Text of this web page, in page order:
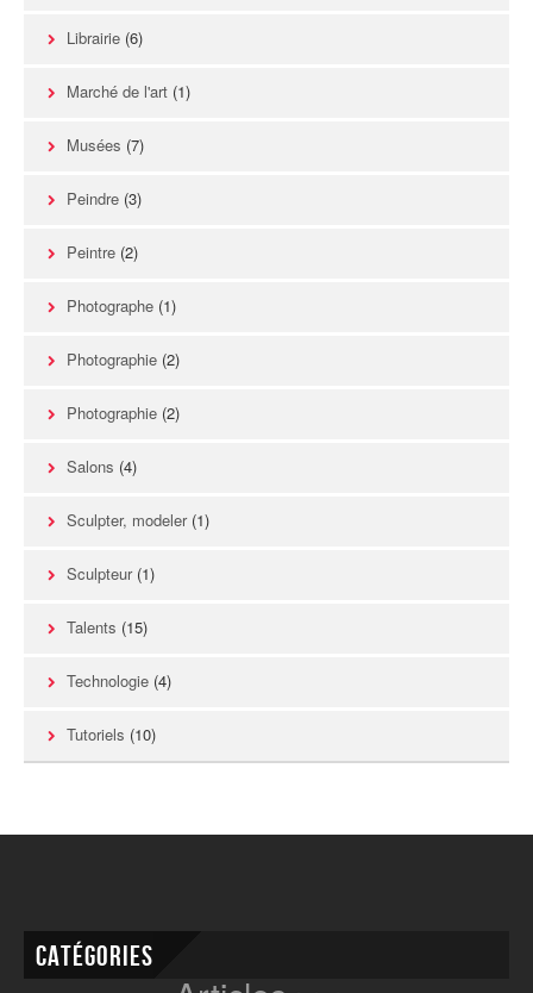
Librairie (6)
Marché de l'art (1)
Musées (7)
Peindre (3)
Peintre (2)
Photographe (1)
Photographie (2)
Photographie (2)
Salons (4)
Sculpter, modeler(1)
Sculpteur(1)
Talents (15)
Technologie (4)
Tutoriels (10)
Catégories